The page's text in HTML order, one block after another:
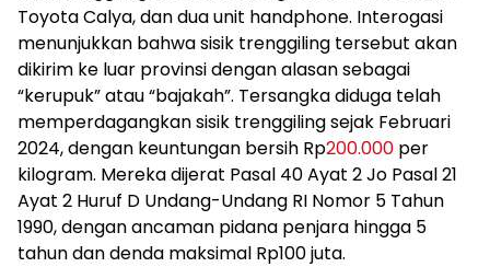
Toyota Calya, dan dua unit handphone. Interogasi
menunjukkan bahwa sisik trenggiling tersebut akan
dikirim ke luar provinsi dengan alasan sebagai
“kerupuk” atau “bajakah”. Tersangka diduga telah
memperdagangkan sisik trenggiling sejak Februari
2024, dengan keuntungan bersih Rp200.000 per
kilogram. Mereka dijerat Pasal 40 Ayat 2 Jo Pasal 21
Ayat 2 Huruf D Undang-Undang RI Nomor 5 Tahun
1990, dengan ancaman pidana penjara hingga 5
tahun dan denda maksimal Rp100 juta.